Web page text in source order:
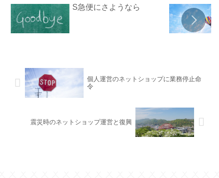
S急便にさようなら
個人運営のネットショップに業務停止命
令
震災時のネットショップ運営と復興